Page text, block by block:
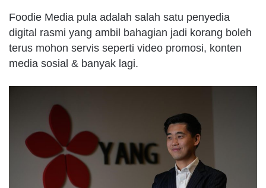
Foodie Media pula adalah salah satu penyedia
digital rasmi yang ambil bahagian jadi korang boleh
terus mohon servis seperti video promosi, konten
media sosial & banyak lagi.